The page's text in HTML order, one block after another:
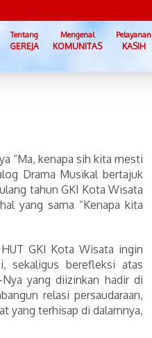
Tentang
GEREJA
Mengenal
KOMUNITAS
Pelayanan
KASIH
“Ma, kenapa sih kita mesti
Drama Musikal bertajuk
tahun GKI Kota Wisata
yang sama “Kenapa kita
GKI Kota Wisata ingin
sekaligus berefleksi atas
yang diizinkan hadir di
relasi persaudaraan,
yang terhisap di dalamnya,